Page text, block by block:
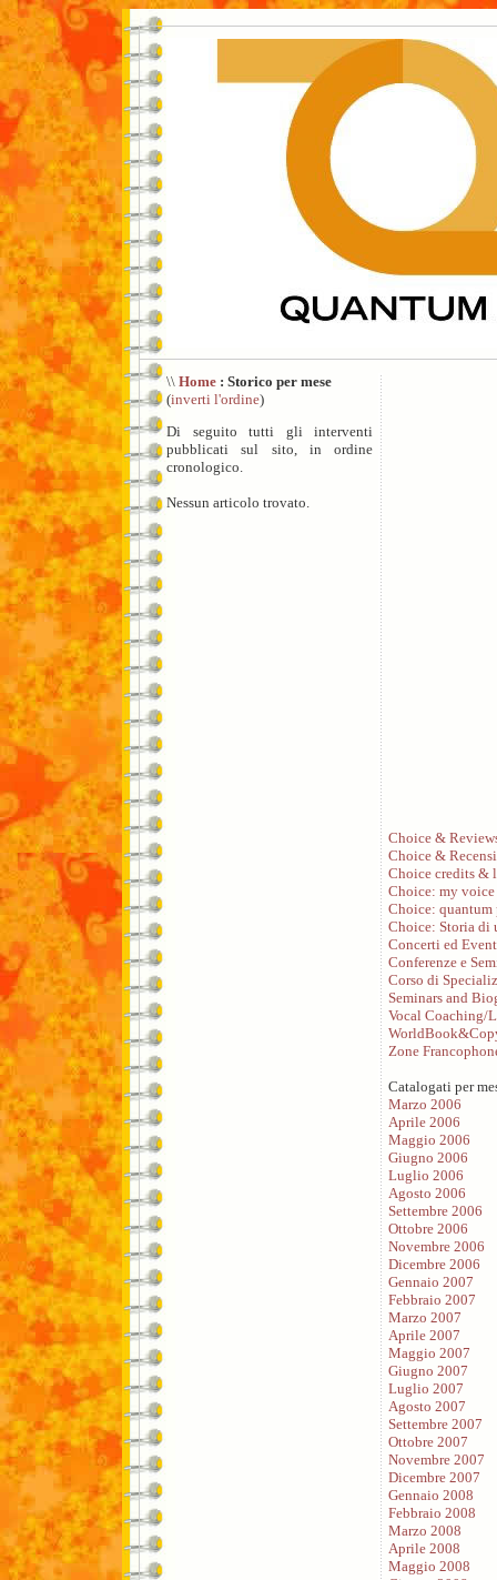
\\ Home : Storico per mese
(inverti l'ordine)
Di seguito tutti gli interventi
pubblicati sul sito, in ordine
cronologico.
Nessun articolo trovato.
Choice &
Choice &
Choice credits &
Choice: my
Choice: quantum
Choice: Storia di
Concerti ed
Conferenze e
Corso di
Seminars and
Vocal Coaching/
Zone
Catalogati per
Marzo 2006
Aprile 2006
Maggio 2006
Giugno 2006
Luglio 2006
Agosto 2006
Settembre 2006
Ottobre 2006
Novembre 2006
Dicembre 2006
Gennaio 2007
Febbraio 2007
Marzo 2007
Aprile 2007
Maggio 2007
Giugno 2007
Luglio 2007
Agosto 2007
Settembre 2007
Ottobre 2007
Novembre 2007
Dicembre 2007
Gennaio 2008
Febbraio 2008
Marzo 2008
Aprile 2008
Maggio 2008